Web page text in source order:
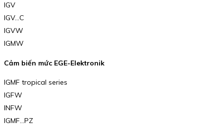
IGV
IGV…C
IGVW
IGMW
Cảm biến mức EGE-Elektronik
IGMF tropical series
IGFW
INFW
IGMF…PZ